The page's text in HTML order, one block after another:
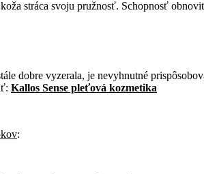
stráca svoju pružnosť. Schopnosť
dobre vyzerala, je nevyhnutné
Kallos Sense pleťová kozmetika
: